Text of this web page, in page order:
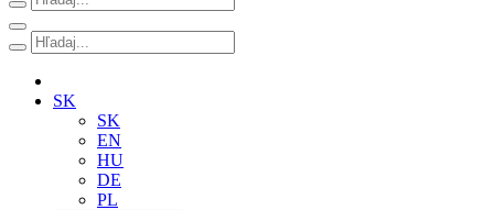
SK
SK
EN
HU
DE
PL